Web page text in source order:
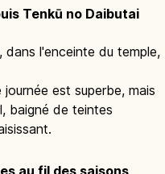
Tenkū no Daibutai
l'enceinte du temple,
est superbe, mais
baigné de teintes